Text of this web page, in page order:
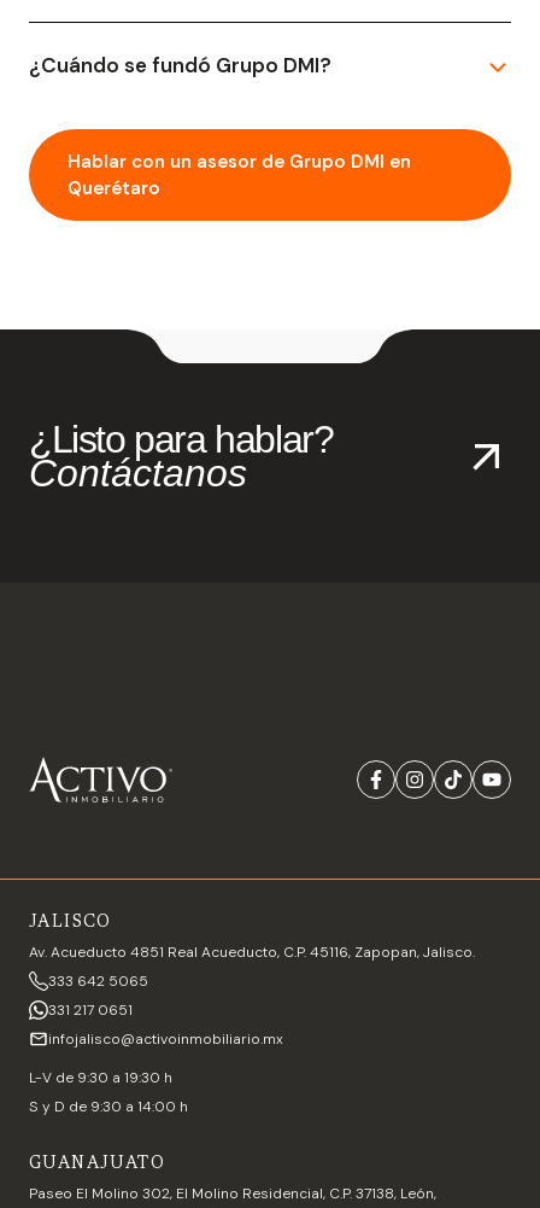
¿Cuándo se fundó Grupo DMI?
Hablar con un asesor de Grupo DMI en
Querétaro
¿Listo para hablar?
Contáctanos
JALISCO
Av. Acueducto 4851 Real Acueducto, C.P. 45116, Zapopan, Jalisco.
333 642 5065
331 217 0651
infojalisco@activoinmobiliario.mx
L-V de 9:30 a 19:30 h
S y D de 9:30 a 14:00 h
GUANAJUATO
Paseo El Molino 302, El Molino Residencial, C.P. 37138, León,